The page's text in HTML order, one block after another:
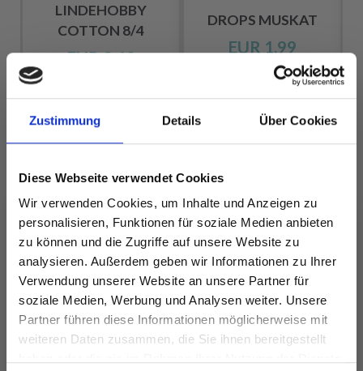
Zustimmung Details Über Cookies
Diese Webseite verwendet Cookies
Wir verwenden Cookies, um Inhalte und Anzeigen zu
personalisieren, Funktionen für soziale Medien anbieten
zu können und die Zugriffe auf unsere Website zu
analysieren. Außerdem geben wir Informationen zu Ihrer
Verwendung unserer Website an unsere Partner für
soziale Medien, Werbung und Analysen weiter. Unsere
Partner führen diese Informationen möglicherweise mit
weiteren Daten zusammen, die Sie ihnen bereitgestellt
LINDEHOBBY
COTTON 8/4
EUR 2.60
Alle Optionen
DROPS MUSKAT
EUR 1.99
ANDERE HABEN SICH AUCH ANGESEHEN
Spare bis zu 50%